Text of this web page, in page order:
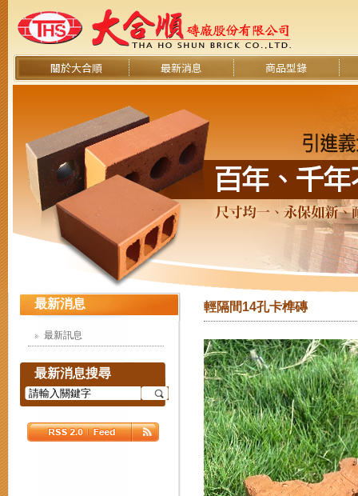
關於大合順 最新消息 商品型錄
輕隔間14孔卡榫磚
最新消息
最新訊息
最新消息搜尋